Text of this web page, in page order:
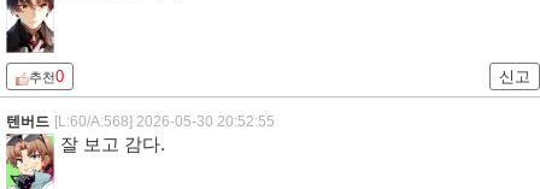
추천0 신고
텐버드 [L:60/A:568] 2026-05-30 20:52:55
잘 보고 감다.